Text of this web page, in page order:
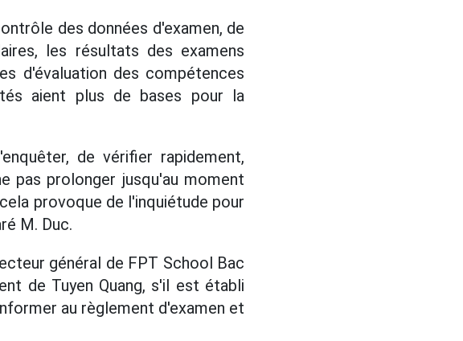
des données d'examen, de
les résultats des examens
d'évaluation des compétences
aient plus de bases pour la
de vérifier rapidement,
pas prolonger jusqu'au moment
provoque de l'inquiétude pour
M. Duc.
général de FPT School Bac
de Tuyen Quang, s'il est établi
au règlement d'examen et